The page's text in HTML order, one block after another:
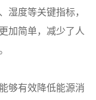
湿度等关键指标，
加简单，减少了人
够有效降低能源消